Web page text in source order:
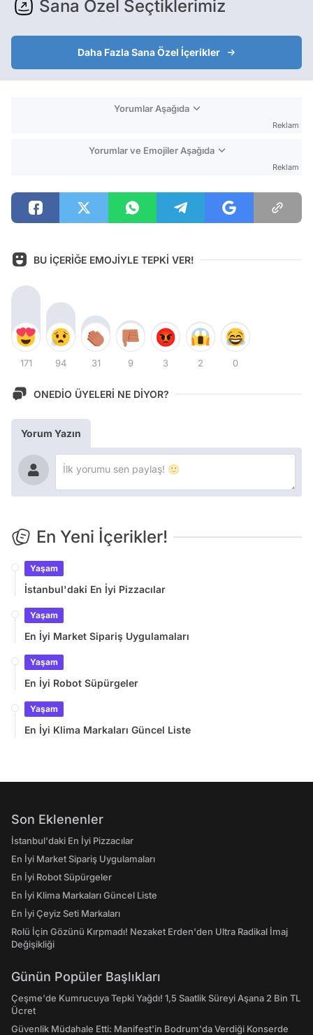
Sana Özel Seçtiklerimiz
Daha Fazla Sana Özel İçerikler
Yorumlar Aşağıda
Reklam
Yorumlar ve Emojiler Aşağıda
Reklam
BU İÇERİĞE EMOJİYLE TEPKİ VER!
171 94 31 9 3 2 0
ONEDİO ÜYELERİ NE DİYOR?
Yorum Yazın
En Yeni İçerikler!
Yaşam
İstanbul'daki En İyi Pizzacılar
Yaşam
En İyi Market Sipariş Uygulamaları
Yaşam
En İyi Robot Süpürgeler
Yaşam
En İyi Klima Markaları Güncel Liste
Son Eklenenler
İstanbul'daki En İyi Pizzacılar
En İyi Market Sipariş Uygulamaları
En İyi Robot Süpürgeler
En İyi Klima Markaları Güncel Liste
En İyi Çeyiz Seti Markaları
Rolü İçin Gözünü Kırpmadı! Nezaket Erden'den Ultra Radikal İmaj
Değişikliği
Günün Popüler Başlıkları
Çeşme'de Kumrucuya Tepki Yağdı! 1,5 Saatlik Süreyi Aşana 2 Bin TL
Ücret
Güvenlik Müdahale Etti: Manifest'in Bodrum'da Verdiği Konserde